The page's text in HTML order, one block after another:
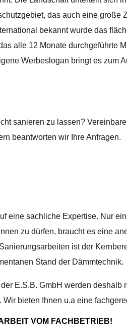
das auch eine
bekannt wurde das
alle 12 Monate durchgeführte
Werbeslogan bringt es zum
sanieren zu lassen?
beantworten wir Ihre Anfragen.
eine sachliche Expertise. Nur
zu dürfen, braucht es eine
ist der
Stand der Dämmtechnik.
E.S.B. GmbH werden
bieten Ihnen u.a eine
VOM FACHBETRIEB!